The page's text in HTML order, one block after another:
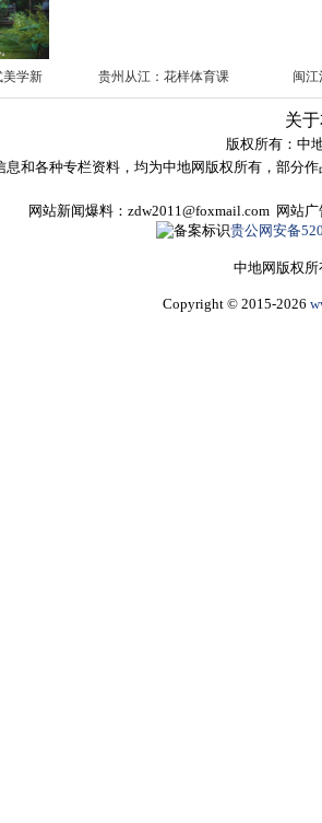
美学新 贵州从江：花样体育课 闽江
关
版权所有： 中
息和各种专栏资料，均为中地网版权所有，部分
网站新闻爆料：zdw2011@foxmail.com 网站
贵公网安备
中地网版权
Copyright © 2015-2026